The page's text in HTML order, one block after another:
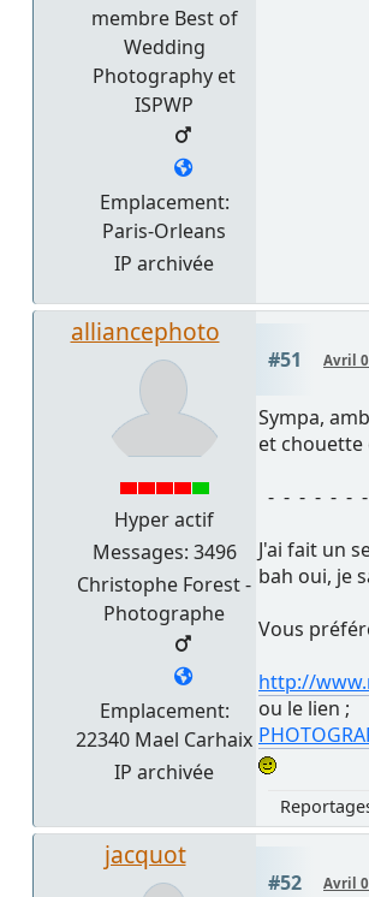
membre Best of
Wedding
Photography et
ISPWP
Emplacement:
Paris-Orleans
IP archivée
alliancephoto
Hyper actif
Messages: 3496
Christophe Forest -
Photographe
Emplacement:
22340 Mael Carhaix
IP archivée
#51 Avril
Sympa,
et chouette
- - - - - -
J'ai fait un
bah oui, je
Vous
http://
ou le lien ;
jacquot
#52 Avril